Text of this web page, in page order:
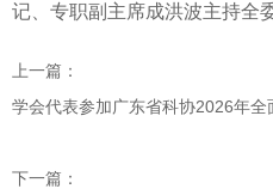
记、专职副主席成洪波主持全
上一篇：
学会代表参加广东省科协2026年全
下一篇：